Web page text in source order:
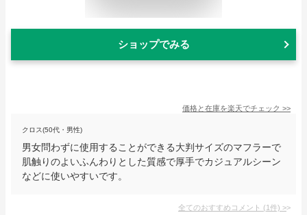
ショップでみる
価格と在庫を楽天でチェック >>
クロス(50代・男性)
男女問わずに使用することができる大判サイズのマフラーで
肌触りのよいふんわりとした質感で厚手でカジュアルシーン
などに使いやすいです。
全てのおすすめコメント (1件) >